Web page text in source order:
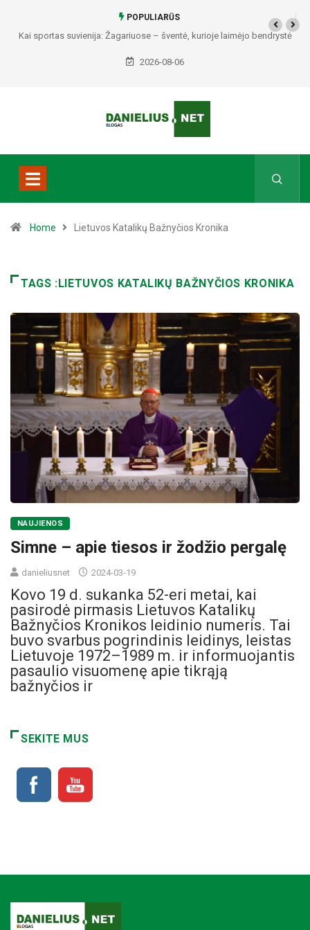
POPULIARŪS
Kai sportas suvienija: Žagariuose – šventė, kurioje laimėjo bendrystė
2026-08-06
Home Lietuvos Katalikų Bažnyčios Kronika
TAGS :LIETUVOS KATALIKŲ BAŽNYČIOS KRONIKA
NAUJIENOS
Simne – apie tiesos ir žodžio pergalę
danieliusnet 2024-03-19
Kovo 19 d. sukanka 52-eri metai, kai
pasirodė pirmasis Lietuvos Katalikų
Bažnyčios Kronikos leidinio numeris. Tai
buvo svarbus pogrindinis leidinys, leistas
Lietuvoje 1972–1989 m. ir informuojantis
pasaulio visuomenę apie tikrąją
bažnyčios ir
SEKITE MUS